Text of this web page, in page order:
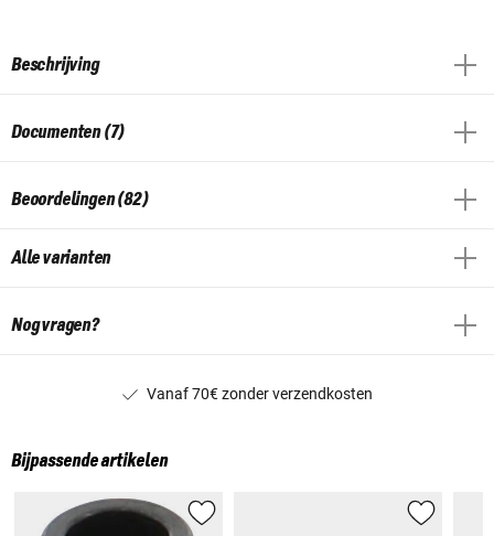
Beschrijving
Documenten (7)
Beoordelingen (82)
Alle varianten
Nog vragen?
Vanaf 70€ zonder verzendkosten
Bijpassende artikelen